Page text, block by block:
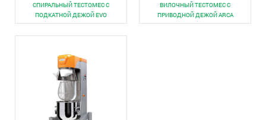
СПИРАЛЬНЫЙ ТЕСТОМЕС С
ПОДКАТНОЙ ДЕЖОЙ EVO
ВИЛОЧНЫЙ ТЕСТОМЕС С
ПРИВОДНОЙ ДЕЖОЙ ARCA